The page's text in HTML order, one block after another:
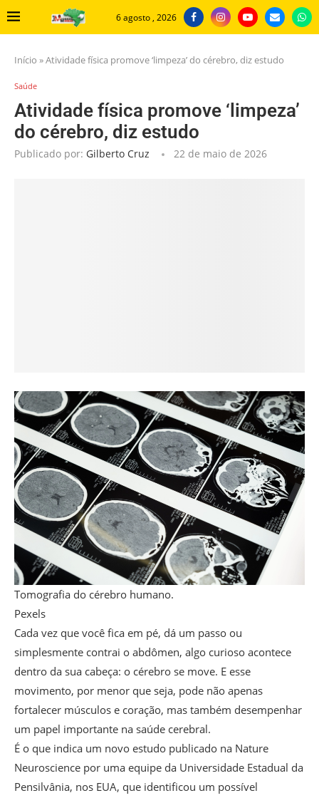
6 agosto , 2026
Início »Atividade física promove ‘limpeza’ do cérebro, diz estudo
Saúde
Atividade física promove ‘limpeza’
do cérebro, diz estudo
Publicado por: Gilberto Cruz 22 de maio de 2026
Tomografia do cérebro humano.
Pexels
Cada vez que você fica em pé, dá um passo ou
simplesmente contrai o abdômen, algo curioso acontece
dentro da sua cabeça: o cérebro se move. E esse
movimento, por menor que seja, pode não apenas
fortalecer músculos e coração, mas também desempenhar
um papel importante na saúde cerebral.
É o que indica um novo estudo publicado na Nature
Neuroscience por uma equipe da Universidade Estadual da
Pensilvânia, nos EUA, que identificou um possível